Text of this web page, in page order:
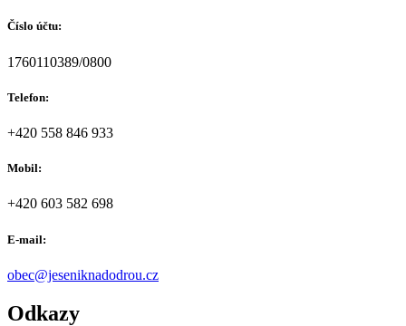
Číslo účtu:
1760110389/0800
Telefon:
+420 558 846 933
Mobil:
+420 603 582 698
E-mail:
obec@jeseniknadodrou.cz
Odkazy